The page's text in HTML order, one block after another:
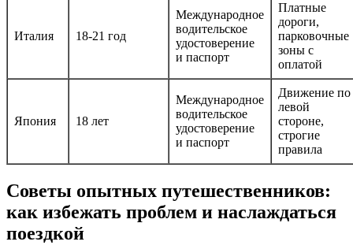
Италия 18-21 год
Международное
водительское
удостоверение
и паспорт
Платные
дороги,
парковочные
зоны с
оплатой
Япония 18 лет
Международное
водительское
удостоверение
и паспорт
Движение по
левой
стороне,
строгие
правила
Советы опытных путешественников:
как избежать проблем и наслаждаться
поездкой